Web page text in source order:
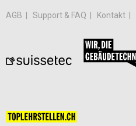
AGB Support & FAQ Kontakt